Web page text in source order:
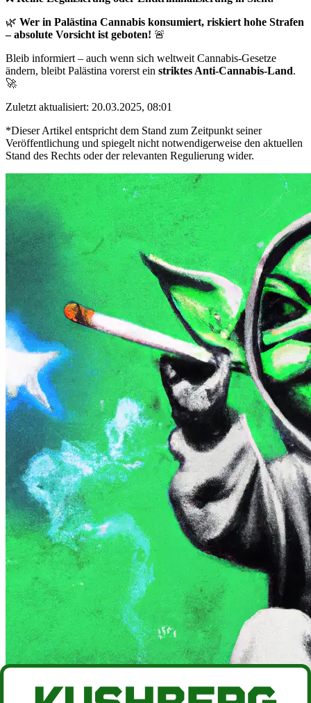
🌿 Wer in Palästina Cannabis konsumiert, riskiert hohe Strafen
– absolute Vorsicht ist geboten! 🚨
Bleib informiert – auch wenn sich weltweit Cannabis-Gesetze
ändern, bleibt Palästina vorerst ein striktes Anti-Cannabis-Land.
🚀
Zuletzt aktualisiert: 20.03.2025, 08:01
*Dieser Artikel entspricht dem Stand zum Zeitpunkt seiner
Veröffentlichung und spiegelt nicht notwendigerweise den aktuellen
Stand des Rechts oder der relevanten Regulierung wider.